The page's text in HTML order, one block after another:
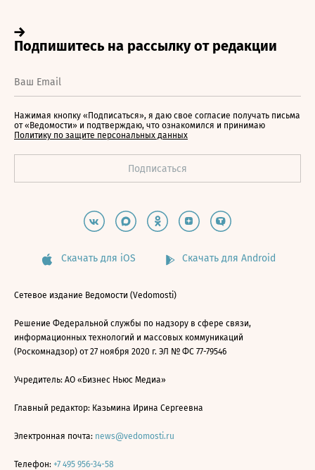
Нажимая кнопку «Подписаться», я даю свое согласие получать письма
от «Ведомости» и подтверждаю, что ознакомился и принимаю
Политику по защите персональных данных
Скачать для iOS Скачать для Android
Сетевое издание Ведомости (Vedomosti)
Решение Федеральной службы по надзору в сфере связи,
информационных технологий и массовых коммуникаций
(Роскомнадзор) от 27 ноября 2020 г. ЭЛ № ФС 77-79546
Учредитель: АО «Бизнес Ньюс Медиа»
Главный редактор: Казьмина Ирина Сергеевна
Электронная почта: news@vedomosti.ru
Телефон: +7 495 956-34-58